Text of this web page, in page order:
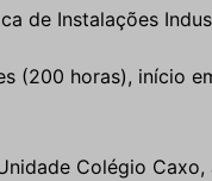
de Instalações
(200 horas), início
Colégio